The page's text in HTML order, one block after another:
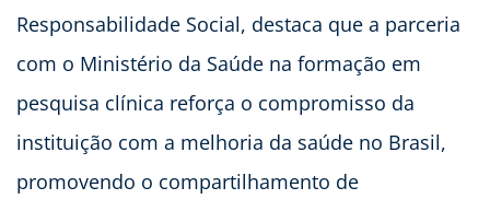
Responsabilidade Social, destaca que a parceria
com o Ministério da Saúde na formação em
pesquisa clínica reforça o compromisso da
instituição com a melhoria da saúde no Brasil,
promovendo o compartilhamento de